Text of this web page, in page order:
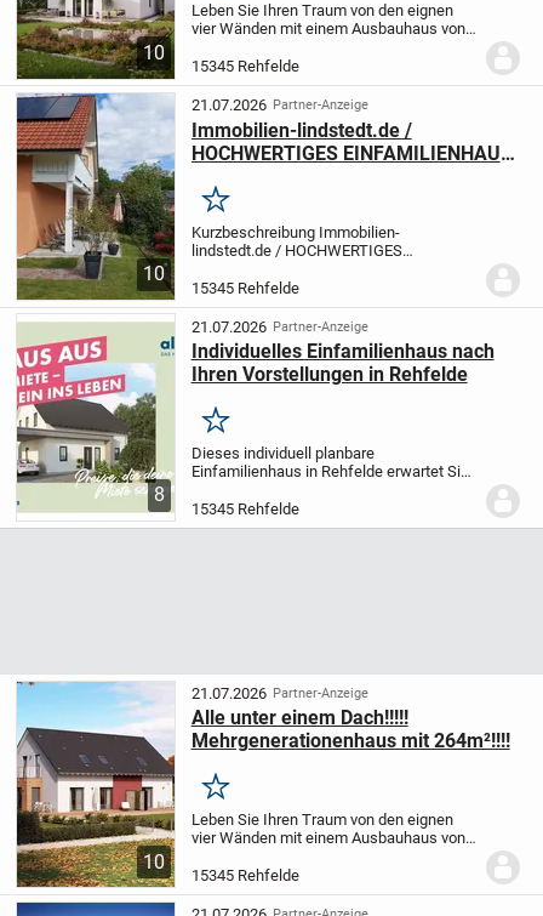
10
Leben Sie Ihren Traum von den eignen
vier Wänden mit einem Ausbauhaus von
Monat für Monat Miete zu zahlen.
Sie mit an und verwirklichen Sie Ihre
eignen...
15345 Rehfelde
10
21.07.2026 Partner-Anzeige
Immobilien-lindstedt.de /
HOCHWERTIGES EINFAMILIENHAUS
AUTARKER ENERGIE
Merken
Kurzbeschreibung Immobilien-
lindstedt.de / HOCHWERTIGES
GRUNDSTÜCK UND AUTARKER ENERGIE
Objekt Dieses gepflegte Einfamilienhaus
aus dem Jahr 2000 vereint modernes
Wohnen,...
15345 Rehfelde
8
21.07.2026 Partner-Anzeige
Individuelles Einfamilienhaus nach
Ihren Vorstellungen in Rehfelde
Merken
Dieses individuell planbare
Einfamilienhaus in Rehfelde erwartet Sie
bietet insgesamt 136,07 m² Wohnfläche
über zwei Etagen. Ihnen stehen vier
15345 Rehfelde
10
21.07.2026 Partner-Anzeige
Alle unter einem Dach!!!!!
Mehrgenerationenhaus mit 264m²!!!!
Merken
Leben Sie Ihren Traum von den eignen
vier Wänden mit einem Ausbauhaus von
Monat für Monat Miete zu zahlen.
Sie mit an und verwirklichen Sie Ihre
eignen...
15345 Rehfelde